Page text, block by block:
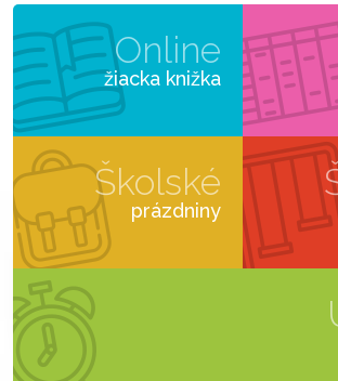
Online
žiacka knižka
Školské
prázdniny